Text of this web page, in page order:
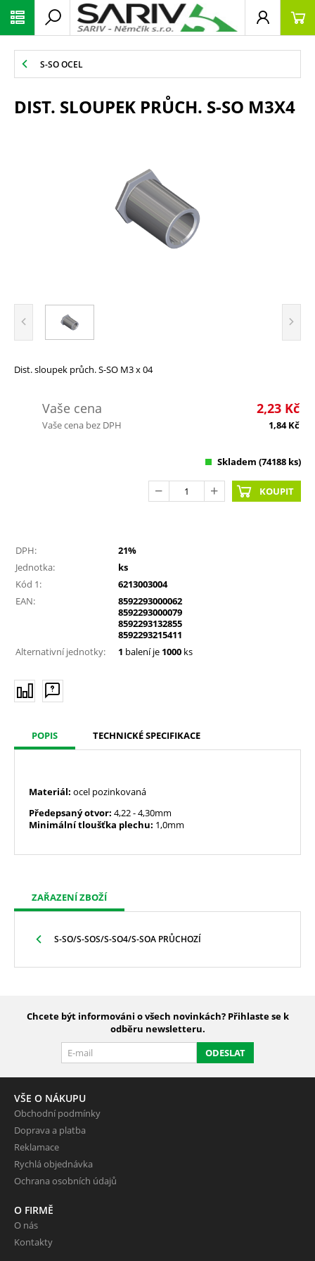
S-SO OCEL
DIST. SLOUPEK PRŮCH. S-SO M3X4
Dist. sloupek průch. S-SO M3 x 04
Vaše cena 2,23 Kč
Vaše cena bez DPH 1,84Kč
Skladem (74188 ks)
KOUPIT
DPH:
21%
Jednotka:
ks
Kód 1:
6213003004
EAN:
8592293000062
8592293000079
8592293132855
8592293215411
Alternativní jednotky:
1 balení je 1000 ks
POPIS TECHNICKÉ SPECIFIKACE
Materiál: ocel pozinkovaná
Předepsaný otvor: 4,22- 4,30mm
Minimální tloušťka plechu: 1,0mm
ZAŘAZENÍ ZBOŽÍ
S-SO/S-SOS/S-SO4/S-SOA PRŮCHOZÍ
Chcete být informováni o všech novinkách? Přihlaste se k
odběru newsletteru.
ODESLAT
VŠE O NÁKUPU
Obchodní podmínky
Doprava a platba
Reklamace
Rychlá objednávka
Ochrana osobních údajů
O FIRMĚ
O nás
Kontakty